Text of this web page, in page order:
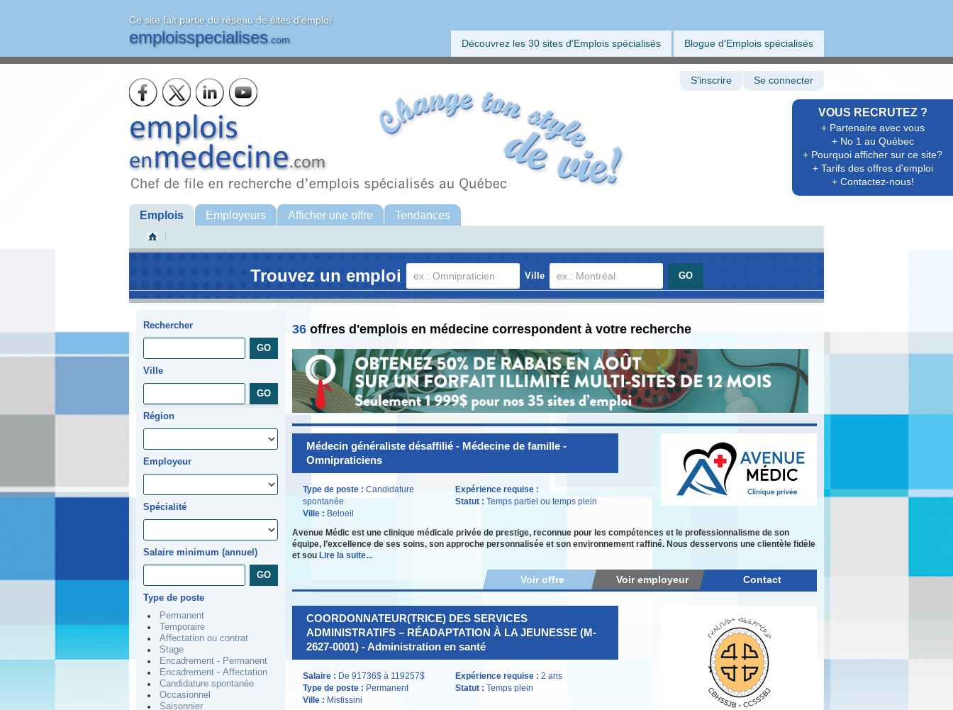
Ce site fait partie du réseau de sites d'emploi
emploisspecialises.com Découvrez les 30 sites d'Emplois spécialisés Blogue d'Emplois spécialisés
VOUS RECRUTEZ ?
+ Partenaire avec vous
+ No 1 au Québec
+ Pourquoi afficher sur ce site?
+ Tarifs des offres d'emploi
+ Contactez-nous!
S'inscrire Se connecter
Emplois Employeurs Afficher une offre Tendances
Trouvez un emploi Ville
Rechercher
Ville
Région
Employeur
Spécialité
Salaire minimum (annuel)
Type de poste
Permanent
Temporaire
Affectation ou contrat
Stage
Encadrement - Permanent
Encadrement - Affectation
Candidature spontanée
Occasionnel
Saisonnier
36 offres d'emplois en médecine correspondent à votre recherche
Médecin généraliste désaffilié - Médecine de famille -
Omnipraticiens
Type de poste : Candidature
spontanée
Ville : Beloeil
Expérience requise :
Statut : Temps partiel ou temps plein
Avenue Médic est une clinique médicale privée de prestige, reconnue pour les compétences et le professionnalisme de son
équipe, l’excellence de ses soins, son approche personnalisée et son environnement raffiné. Nous desservons une clientèle fidèle
et sou Lire la suite...
Voir offre Voir employeur Contact
COORDONNATEUR(TRICE) DES SERVICES
ADMINISTRATIFS – RÉADAPTATION À LA JEUNESSE (M-
2627-0001) - Administration en santé
Salaire : De 91736$ à 119257$
Type de poste : Permanent
Ville : Mistissini
Expérience requise : 2 ans
Statut : Temps plein